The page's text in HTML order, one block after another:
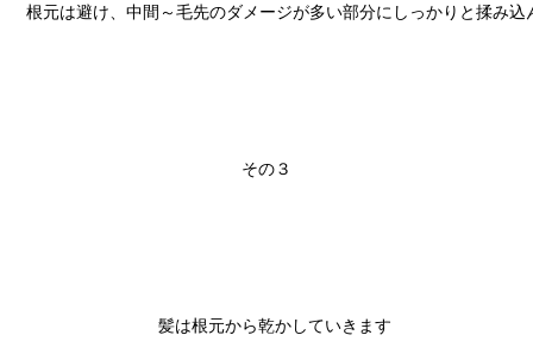
根元は避け、中間～毛先のダメージが多い部分にしっかりと揉み込
その３
髪は根元から乾かしていきます